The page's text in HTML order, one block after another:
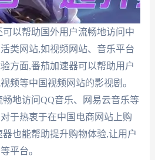
以帮助国外用户流畅地访问中
类网站,如视频网站、音乐平台
方面,番茄加速器可以帮助用户
频等中国视频网站的影视剧。
地访问QQ音乐、网易云音乐等
于热衷于在中国电商网站上购
也能帮助提升购物体验,让用户
平台。